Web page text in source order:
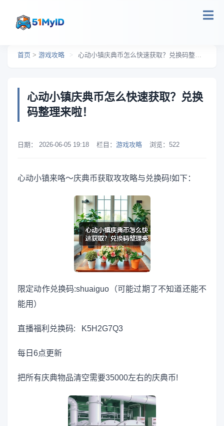
首页 > 游戏攻略 > 心动小镇庆典币怎么快速获取？兑换码整理来啦！
心动小镇庆典币怎么快速获取？兑换
码整理来啦！
日期： 2026-06-05 19:18 栏目： 游戏攻略 浏览： 522
心动小镇来咯～庆典币获取攻攻略与兑换码!如下：
限定动作兑换码:shuaiguo（可能过期了不知道还能不
能用）
直播福利兑换码: K5H2G7Q3
每日6点更新
把所有庆典物品清空需要35000左右的庆典币!